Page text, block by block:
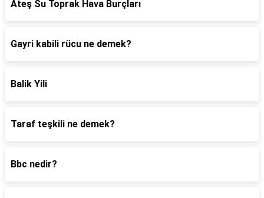
Ateş Su Toprak Hava Burçları
Gayri kabili rücu ne demek?
Balik Yili
Taraf teşkili ne demek?
Bbc nedir?